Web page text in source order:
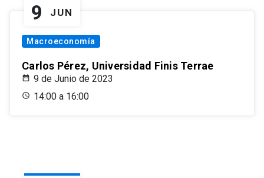
9 JUN
Macroeconomía
Carlos Pérez, Universidad Finis Terrae
9 de Junio de 2023
14:00 a 16:00